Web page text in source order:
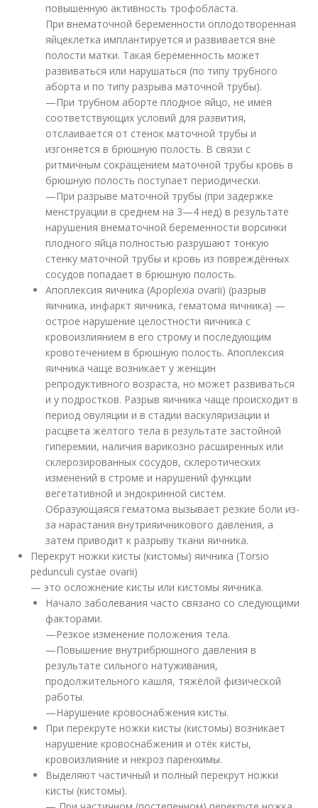
повышенную активность трофобласта.
При внематочной беременности оплодотворенная
яйцеклетка имплантируется и развивается вне
полости матки. Такая беременность может
развиваться или нарушаться (по типу трубного
аборта и по типу разрыва маточной трубы).
—При трубном аборте плодное яйцо, не имея
соответствующих условий для развития,
отслаивается от стенок маточной трубы и
изгоняется в брюшную полость. В связи с
ритмичным сокращением маточной трубы кровь в
брюшную полость поступает периодически.
—При разрыве маточной трубы (при задержке
менструации в среднем на 3—4 нед) в результате
нарушения внематочной беременности ворсинки
плодного яйца полностью разрушают тонкую
стенку маточной трубы и кровь из повреждённых
сосудов попадает в брюшную полость.
Апоплексия яичника (Apoplexia ovarii) (разрыв
яичника, инфаркт яичника, гематома яичника) —
острое нарушение целостности яичника с
кровоизлиянием в его строму и последующим
кровотечением в брюшную полость. Апоплексия
яичника чаще возникает у женщин
репродуктивного возраста, но может развиваться
и у подростков. Разрыв яичника чаще происходит в
период овуляции и в стадии васкуляризации и
расцвета жёлтого тела в результате застойной
гиперемии, наличия варикозно расширенных или
склерозированных сосудов, склеротических
изменений в строме и нарушений функции
вегетативной и эндокринной систем.
Образующаяся гематома вызывает резкие боли из-
за нарастания внутрияичникового давления, а
затем приводит к разрыву ткани яичника.
Перекрут ножки кисты (кистомы) яичника (Torsio
pedunculi cystae ovarii)
— это осложнение кисты или кистомы яичника.
Начало заболевания часто связано со следующими
факторами.
—Резкое изменение положения тела.
—Повышение внутрибрюшного давления в
результате сильного натуживания,
продолжительного кашля, тяжёлой физической
работы.
—Нарушение кровоснабжения кисты.
При перекруте ножки кисты (кистомы) возникает
нарушение кровоснабжения и отёк кисты,
кровоизлияние и некроз паренхимы.
Выделяют частичный и полный перекрут ножки
кисты (кистомы).